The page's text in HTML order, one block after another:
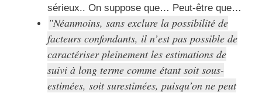
sérieux.. On suppose que… Peut-être que…
Néanmoins, sans exclure la possibilité de
facteurs confondants, il n’est pas possible de
caractériser pleinement les estimations de
suivi à long terme comme étant soit sous-
estimées, soit surestimées, puisqu’on ne peut